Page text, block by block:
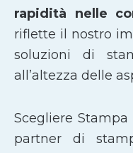
rapidità nelle
riflette il nostro
soluzioni di
all’altezza delle
Scegliere
partner di